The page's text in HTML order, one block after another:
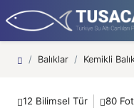
Ana Sayfa
Balıklar Kemikli
12 Bilimsel Tür 80